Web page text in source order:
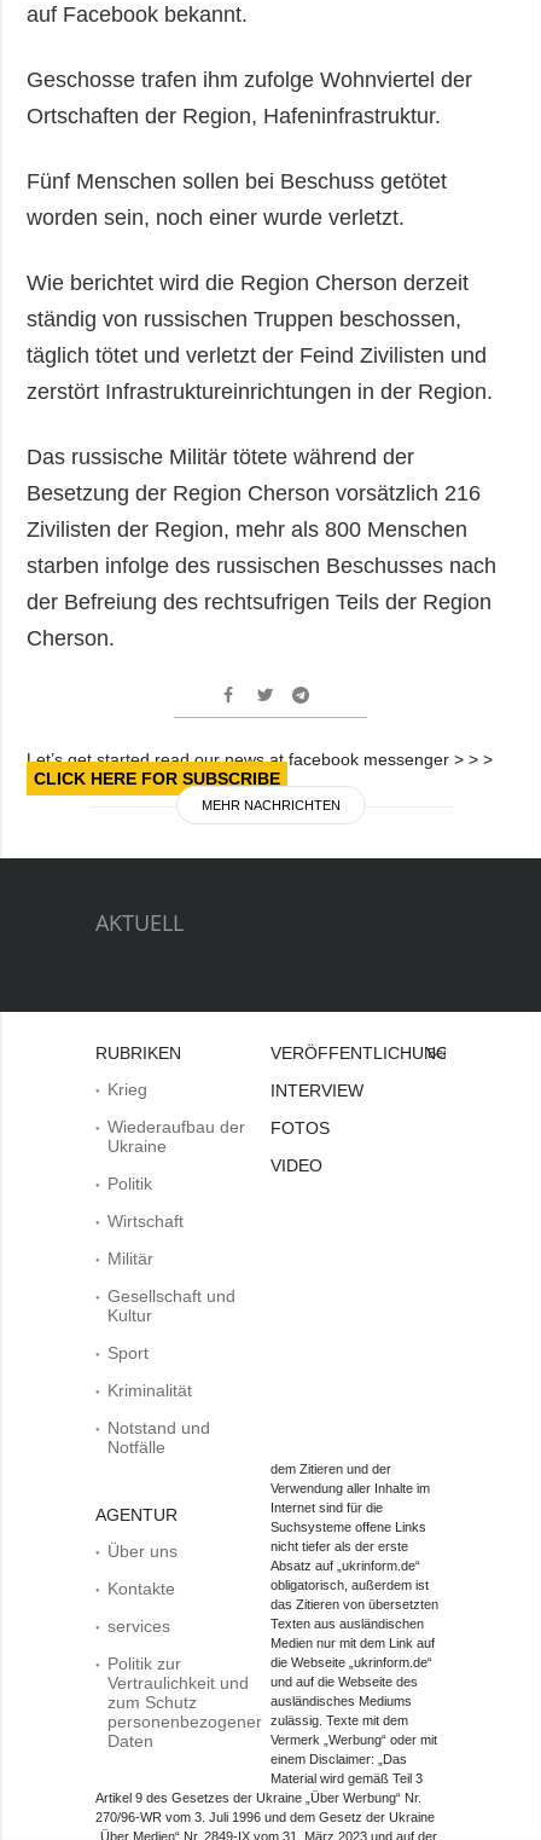
Fotos
auf Facebook bekannt.
Geschosse trafen ihm zufolge Wohnviertel der
Ortschaften der Region, Hafeninfrastruktur.
Fünf Menschen sollen bei Beschuss getötet
worden sein, noch einer wurde verletzt.
Wie berichtet wird die Region Cherson derzeit
ständig von russischen Truppen beschossen,
täglich tötet und verletzt der Feind Zivilisten und
zerstört Infrastruktureinrichtungen in der Region.
Das russische Militär tötete während der
Besetzung der Region Cherson vorsätzlich 216
Zivilisten der Region, mehr als 800 Menschen
starben infolge des russischen Beschusses nach
der Befreiung des rechtsufrigen Teils der Region
Cherson.
Let’s get started read our news at facebook messenger > > >
CLICK HERE FOR SUBSCRIBE
MEHR NACHRICHTEN
AKTUELL
RUBRIKEN
Krieg
Wiederaufbau der
Ukraine
Politik
Wirtschaft
Militär
Gesellschaft und
Kultur
Sport
Kriminalität
Notstand und
Notfälle
AGENTUR
Über uns
Kontakte
services
Politik zur
Vertraulichkeit und
zum Schutz
personenbezogener
Daten
VERÖFFENTLICHUNGEN
INTERVIEW
FOTOS
VIDEO
Bei
dem Zitieren und der
Verwendung aller Inhalte im
Internet sind für die
Suchsysteme offene Links
nicht tiefer als der erste
Absatz auf „ukrinform.de“
obligatorisch, außerdem ist
das Zitieren von übersetzten
Texten aus ausländischen
Medien nur mit dem Link auf
die Webseite „ukrinform.de“
und auf die Webseite des
ausländisches Mediums
zulässig. Texte mit dem
Vermerk „Werbung“ oder mit
einem Disclaimer: „Das
Material wird gemäß Teil 3
Artikel 9 des Gesetzes der Ukraine „Über Werbung“ Nr.
270/96-WR vom 3. Juli 1996 und dem Gesetz der Ukraine
„Über Medien“ Nr. 2849-IX vom 31. März 2023 und auf der